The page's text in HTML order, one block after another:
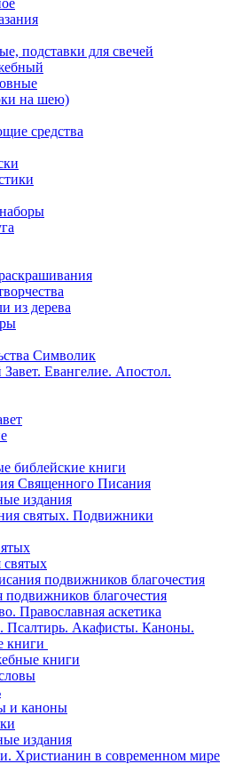
подставки для свечей
на шею)
средства
из дерева
Символик
Евангелие. Апостол.
библейские книги
Священного Писания
издания
святых. Подвижники
святых
подвижников благочестия
подвижников благочестия
Православная аскетика
Псалтирь. Акафисты. Каноны.
книги
книги
и каноны
издания
Христианин в современном мире